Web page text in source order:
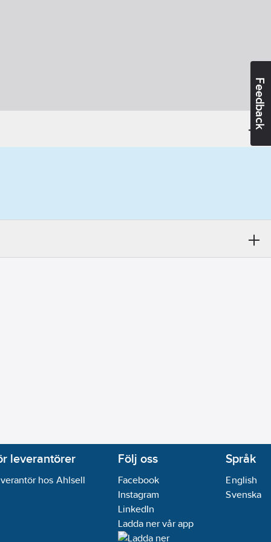
Feedback
leverantörer
hos Ahlsell
Följ oss
Facebook
Instagram
LinkedIn
Ladda ner vår app
Språk
English
Svenska